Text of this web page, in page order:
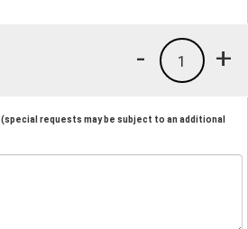
+
1
-
(special requests may be subject to an additional